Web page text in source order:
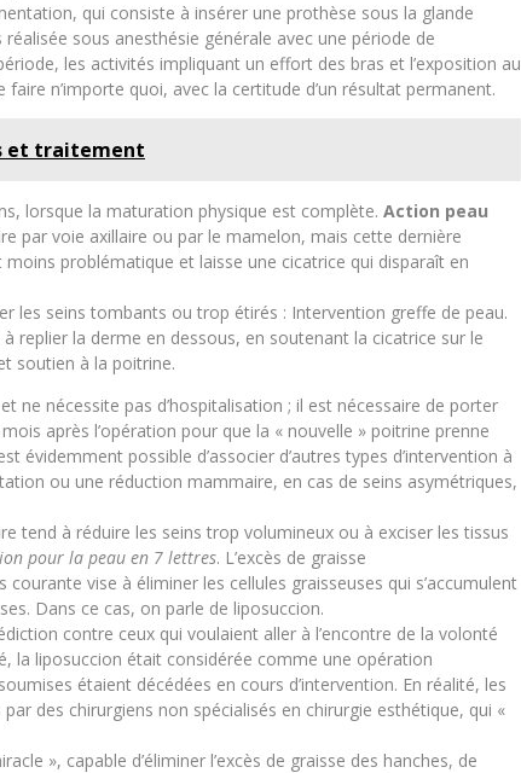
qui consiste à insérer une prothèse sous la glande
sous anesthésie générale avec une période de
les activités impliquant un effort des bras et l’exposition au
n’importe quoi, avec la certitude d’un résultat permanent.
et traitement
lorsque la maturation physique est complète. Action peau
par voie axillaire ou par le mamelon, mais cette dernière
problématique et laisse une cicatrice qui disparaît en
les seins tombants ou trop étirés : Intervention greffe de peau.
replier la derme en dessous, en soutenant la cicatrice sur le
soutien à la poitrine.
ne nécessite pas d’hospitalisation ; il est nécessaire de porter
après l’opération pour que la « nouvelle » poitrine prenne
évidemment possible d’associer d’autres types d’intervention à
ou une réduction mammaire, en cas de seins asymétriques,
tend à réduire les seins trop volumineux ou à exciser les tissus
pour la peau en 7 lettres. L’excès de graisse
vise à éliminer les cellules graisseuses qui s’accumulent
Dans ce cas, on parle de liposuccion.
contre ceux qui voulaient aller à l’encontre de la volonté
la liposuccion était considérée comme une opération
étaient décédées en cours d’intervention. En réalité, les
des chirurgiens non spécialisés en chirurgie esthétique, qui «
», capable d’éliminer l’excès de graisse des hanches, de